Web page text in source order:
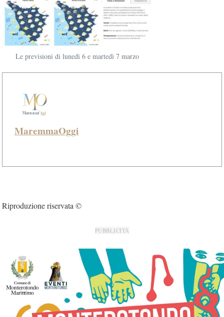
Le previsioni di lunedì 6 e martedì 7 marzo
MaremmaOggi
Riproduzione riservata ©
PUBBLICITÀ